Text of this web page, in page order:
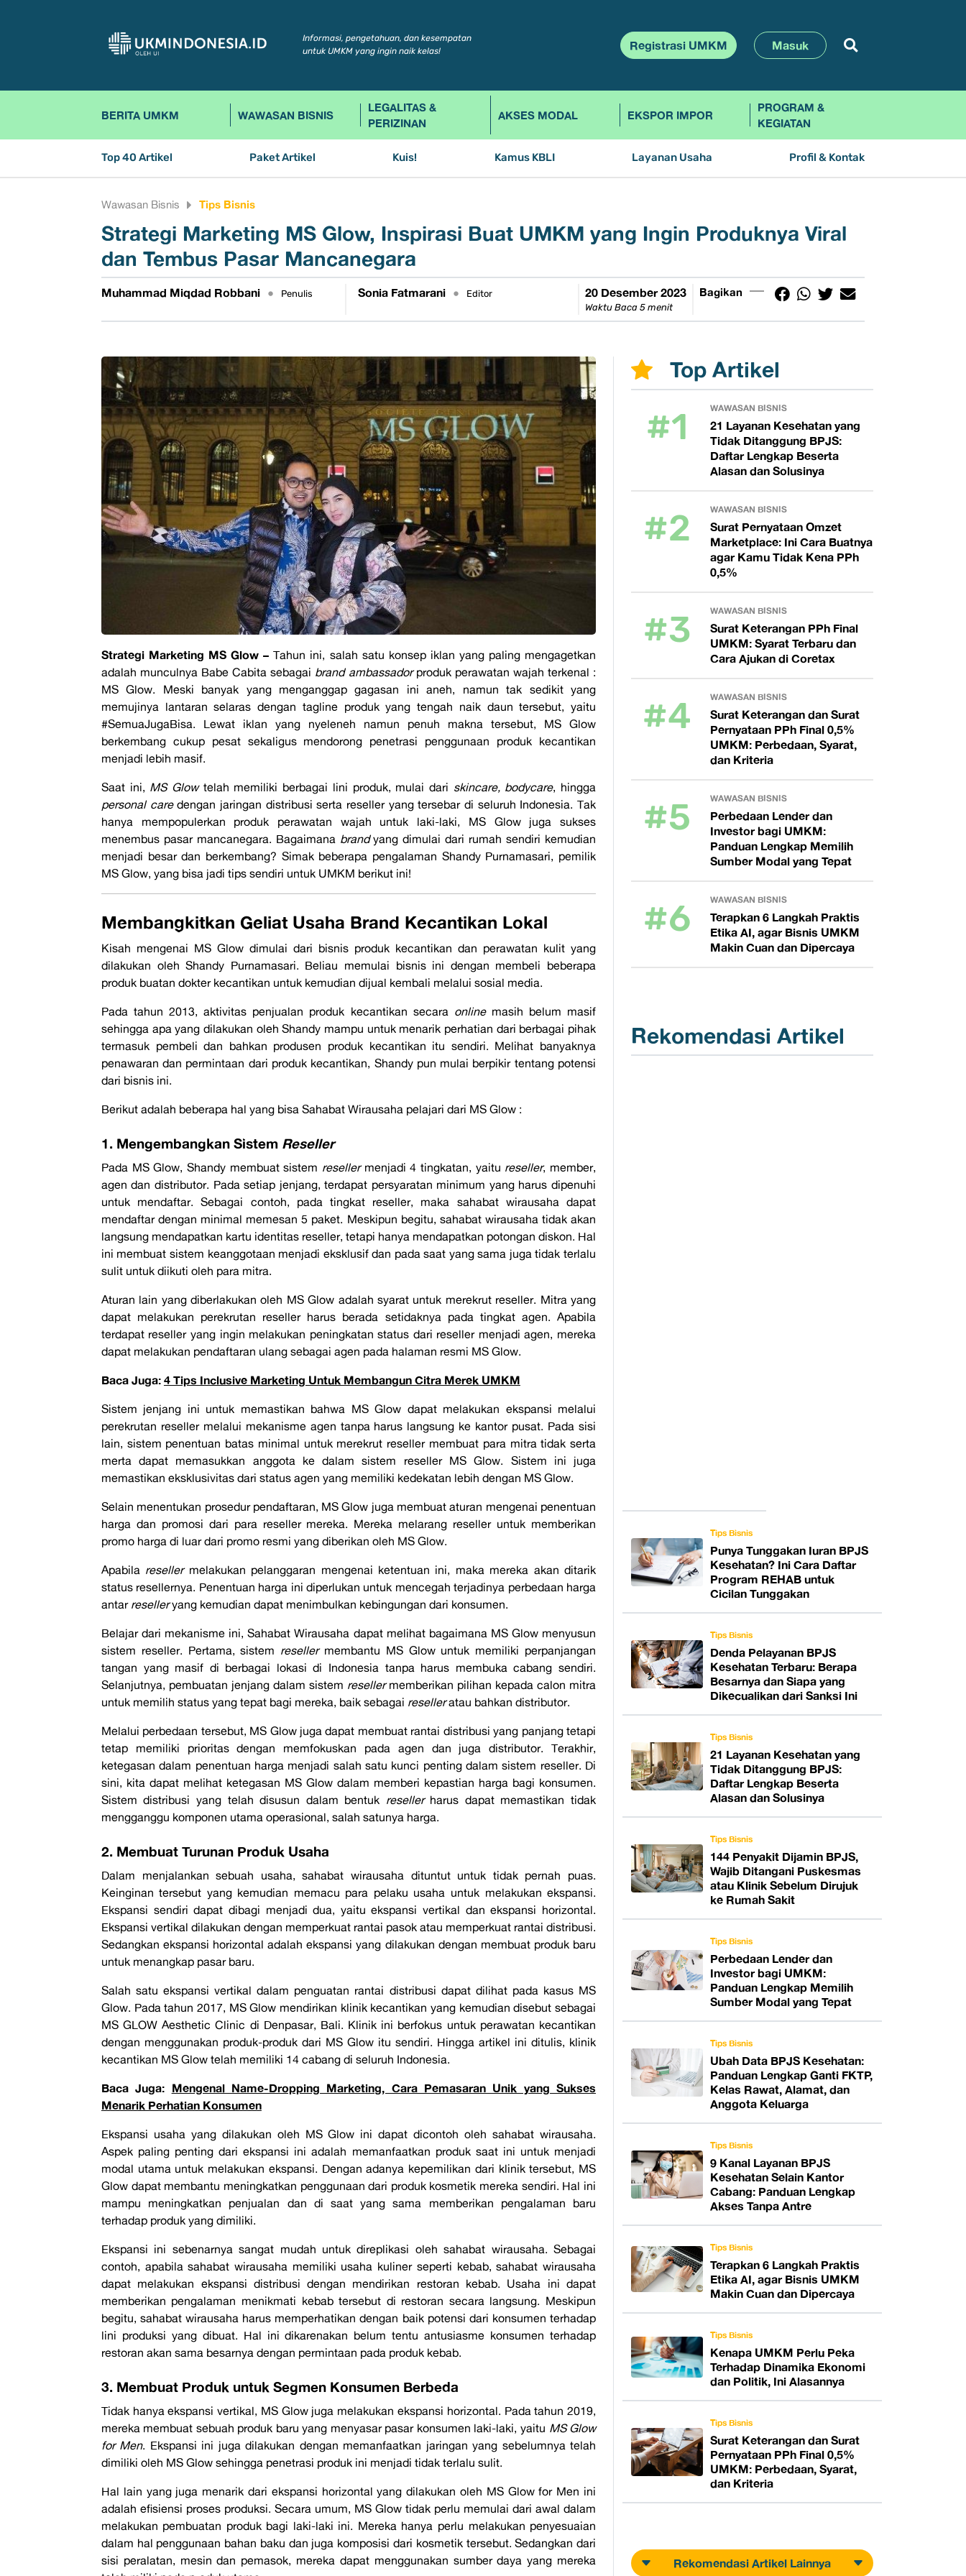
Informasi, pengetahuan, dan kesempatan
untuk UMKM yang ingin naik kelas!
Registrasi UMKM Masuk
BERITA UMKM WAWASAN BISNIS
LEGALITAS &
PERIZINAN
AKSES MODAL EKSPOR IMPOR
PROGRAM &
KEGIATAN
Top 40 Artikel Paket Artikel Kuis! Kamus KBLI Layanan Usaha Profil & Kontak
Wawasan Bisnis Tips Bisnis
Strategi Marketing MS Glow, Inspirasi Buat UMKM yang Ingin Produknya Viral
dan Tembus Pasar Mancanegara
Muhammad Miqdad Robbani • Penulis Sonia Fatmarani • Editor
20 Desember 2023
Waktu Baca 5 menit
Bagikan
Strategi Marketing MS Glow – Tahun ini, salah satu konsep iklan yang paling mengagetkan
adalah munculnya Babe Cabita sebagai brand ambassadorproduk perawatan wajah terkenal :
MS Glow. Meski banyak yang menganggap gagasan ini aneh, namun tak sedikit yang
memujinya lantaran selaras dengan tagline produk yang tengah naik daun tersebut, yaitu
#SemuaJugaBisa. Lewat iklan yang nyeleneh namun penuh makna tersebut, MS Glow
berkembang cukup pesat sekaligus mendorong penetrasi penggunaan produk kecantikan
menjadi lebih masif.
Saat ini, MS Glowtelah memiliki berbagai lini produk, mulai dari skincare, bodycare, hingga
personal caredengan jaringan distribusi serta reseller yang tersebar di seluruh Indonesia. Tak
hanya mempopulerkan produk perawatan wajah untuk laki-laki, MS Glow juga sukses
menembus pasar mancanegara. Bagaimana brandyang dimulai dari rumah sendiri kemudian
menjadi besar dan berkembang? Simak beberapa pengalaman Shandy Purnamasari, pemilik
MS Glow, yang bisa jadi tips sendiri untuk UMKM berikut ini!
Membangkitkan Geliat Usaha Brand Kecantikan Lokal
Kisah mengenai MS Glow dimulai dari bisnis produk kecantikan dan perawatan kulit yang
dilakukan oleh Shandy Purnamasari. Beliau memulai bisnis ini dengan membeli beberapa
produk buatan dokter kecantikan untuk kemudian dijual kembali melalui sosial media.
Pada tahun 2013, aktivitas penjualan produk kecantikan secara online masih belum masif
sehingga apa yang dilakukan oleh Shandy mampu untuk menarik perhatian dari berbagai pihak
termasuk pembeli dan bahkan produsen produk kecantikan itu sendiri. Melihat banyaknya
penawaran dan permintaan dari produk kecantikan, Shandy pun mulai berpikir tentang potensi
dari bisnis ini.
Berikut adalah beberapa hal yang bisa Sahabat Wirausaha pelajari dari MS Glow :
1. Mengembangkan Sistem Reseller
Pada MS Glow, Shandy membuat sistem reseller menjadi 4 tingkatan, yaitu reseller, member,
agen dan distributor. Pada setiap jenjang, terdapat persyaratan minimum yang harus dipenuhi
untuk mendaftar. Sebagai contoh, pada tingkat reseller, maka sahabat wirausaha dapat
mendaftar dengan minimal memesan 5 paket. Meskipun begitu, sahabat wirausaha tidak akan
langsung mendapatkan kartu identitas reseller, tetapi hanya mendapatkan potongan diskon. Hal
ini membuat sistem keanggotaan menjadi eksklusif dan pada saat yang sama juga tidak terlalu
sulit untuk diikuti oleh para mitra.
Aturan lain yang diberlakukan oleh MS Glow adalah syarat untuk merekrut reseller. Mitra yang
dapat melakukan perekrutan reseller harus berada setidaknya pada tingkat agen. Apabila
terdapat reseller yang ingin melakukan peningkatan status dari reseller menjadi agen, mereka
dapat melakukan pendaftaran ulang sebagai agen pada halaman resmi MS Glow.
Baca Juga: 4 Tips Inclusive Marketing Untuk Membangun Citra Merek UMKM
Sistem jenjang ini untuk memastikan bahwa MS Glow dapat melakukan ekspansi melalui
perekrutan reseller melalui mekanisme agen tanpa harus langsung ke kantor pusat. Pada sisi
lain, sistem penentuan batas minimal untuk merekrut reseller membuat para mitra tidak serta
merta dapat memasukkan anggota ke dalam sistem reseller MS Glow. Sistem ini juga
memastikan eksklusivitas dari status agen yang memiliki kedekatan lebih dengan MS Glow.
Selain menentukan prosedur pendaftaran, MS Glow juga membuat aturan mengenai penentuan
harga dan promosi dari para reseller mereka. Mereka melarang reseller untuk memberikan
promo harga di luar dari promo resmi yang diberikan oleh MS Glow.
Apabila reseller melakukan pelanggaran mengenai ketentuan ini, maka mereka akan ditarik
status resellernya. Penentuan harga ini diperlukan untuk mencegah terjadinya perbedaan harga
antar reselleryang kemudian dapat menimbulkan kebingungan dari konsumen.
Belajar dari mekanisme ini, Sahabat Wirausaha dapat melihat bagaimana MS Glow menyusun
sistem reseller. Pertama, sistem reseller membantu MS Glow untuk memiliki perpanjangan
tangan yang masif di berbagai lokasi di Indonesia tanpa harus membuka cabang sendiri.
Selanjutnya, pembuatan jenjang dalam sistem resellermemberikan pilihan kepada calon mitra
untuk memilih status yang tepat bagi mereka, baik sebagai reselleratau bahkan distributor.
Melalui perbedaan tersebut, MS Glow juga dapat membuat rantai distribusi yang panjang tetapi
tetap memiliki prioritas dengan memfokuskan pada agen dan juga distributor. Terakhir,
ketegasan dalam penentuan harga menjadi salah satu kunci penting dalam sistem reseller. Di
sini, kita dapat melihat ketegasan MS Glow dalam memberi kepastian harga bagi konsumen.
Sistem distribusi yang telah disusun dalam bentuk reseller harus dapat memastikan tidak
mengganggu komponen utama operasional, salah satunya harga.
2. Membuat Turunan Produk Usaha
Dalam menjalankan sebuah usaha, sahabat wirausaha dituntut untuk tidak pernah puas.
Keinginan tersebut yang kemudian memacu para pelaku usaha untuk melakukan ekspansi.
Ekspansi sendiri dapat dibagi menjadi dua, yaitu ekspansi vertikal dan ekspansi horizontal.
Ekspansi vertikal dilakukan dengan memperkuat rantai pasok atau memperkuat rantai distribusi.
Sedangkan ekspansi horizontal adalah ekspansi yang dilakukan dengan membuat produk baru
untuk menangkap pasar baru.
Salah satu ekspansi vertikal dalam penguatan rantai distribusi dapat dilihat pada kasus MS
Glow. Pada tahun 2017, MS Glow mendirikan klinik kecantikan yang kemudian disebut sebagai
MS GLOW Aesthetic Clinic di Denpasar, Bali. Klinik ini berfokus untuk perawatan kecantikan
dengan menggunakan produk-produk dari MS Glow itu sendiri. Hingga artikel ini ditulis, klinik
kecantikan MS Glow telah memiliki 14 cabang di seluruh Indonesia.
Baca Juga: Mengenal Name-Dropping Marketing, Cara Pemasaran Unik yang Sukses
Menarik Perhatian Konsumen
Ekspansi usaha yang dilakukan oleh MS Glow ini dapat dicontoh oleh sahabat wirausaha.
Aspek paling penting dari ekspansi ini adalah memanfaatkan produk saat ini untuk menjadi
modal utama untuk melakukan ekspansi. Dengan adanya kepemilikan dari klinik tersebut, MS
Glow dapat membantu meningkatkan penggunaan dari produk kosmetik mereka sendiri. Hal ini
mampu meningkatkan penjualan dan di saat yang sama memberikan pengalaman baru
terhadap produk yang dimiliki.
Ekspansi ini sebenarnya sangat mudah untuk direplikasi oleh sahabat wirausaha. Sebagai
contoh, apabila sahabat wirausaha memiliki usaha kuliner seperti kebab, sahabat wirausaha
dapat melakukan ekspansi distribusi dengan mendirikan restoran kebab. Usaha ini dapat
memberikan pengalaman menikmati kebab tersebut di restoran secara langsung. Meskipun
begitu, sahabat wirausaha harus memperhatikan dengan baik potensi dari konsumen terhadap
lini produksi yang dibuat. Hal ini dikarenakan belum tentu antusiasme konsumen terhadap
restoran akan sama besarnya dengan permintaan pada produk kebab.
3. Membuat Produk untuk Segmen Konsumen Berbeda
Tidak hanya ekspansi vertikal, MS Glow juga melakukan ekspansi horizontal. Pada tahun 2019,
mereka membuat sebuah produk baru yang menyasar pasar konsumen laki-laki, yaitu MS Glow
for Men. Ekspansi ini juga dilakukan dengan memanfaatkan jaringan yang sebelumnya telah
dimiliki oleh MS Glow sehingga penetrasi produk ini menjadi tidak terlalu sulit.
Hal lain yang juga menarik dari ekspansi horizontal yang dilakukan oleh MS Glow for Men ini
adalah efisiensi proses produksi. Secara umum, MS Glow tidak perlu memulai dari awal dalam
melakukan pembuatan produk bagi laki-laki ini. Mereka hanya perlu melakukan penyesuaian
dalam hal penggunaan bahan baku dan juga komposisi dari kosmetik tersebut. Sedangkan dari
sisi peralatan, mesin dan pemasok, mereka dapat menggunakan sumber daya yang mereka
Top Artikel
#1 WAWASAN BISNIS
21 Layanan Kesehatan yang
Tidak Ditanggung BPJS:
Daftar Lengkap Beserta
Alasan dan Solusinya
#2 WAWASAN BISNIS
Surat Pernyataan Omzet
Marketplace: Ini Cara Buatnya
agar Kamu Tidak Kena PPh
0,5%
#3 WAWASAN BISNIS
Surat Keterangan PPh Final
UMKM: Syarat Terbaru dan
Cara Ajukan di Coretax
#4 WAWASAN BISNIS
Surat Keterangan dan Surat
Pernyataan PPh Final 0,5%
UMKM: Perbedaan, Syarat,
dan Kriteria
#5 WAWASAN BISNIS
Perbedaan Lender dan
Investor bagi UMKM:
Panduan Lengkap Memilih
Sumber Modal yang Tepat
#6 WAWASAN BISNIS
Terapkan 6 Langkah Praktis
Etika AI, agar Bisnis UMKM
Makin Cuan dan Dipercaya
Rekomendasi Artikel
Tips Bisnis
Punya Tunggakan Iuran BPJS
Kesehatan? Ini Cara Daftar
Program REHAB untuk
Cicilan Tunggakan
Tips Bisnis
Denda Pelayanan BPJS
Kesehatan Terbaru: Berapa
Besarnya dan Siapa yang
Dikecualikan dari Sanksi Ini
Tips Bisnis
21 Layanan Kesehatan yang
Tidak Ditanggung BPJS:
Daftar Lengkap Beserta
Alasan dan Solusinya
Tips Bisnis
144 Penyakit Dijamin BPJS,
Wajib Ditangani Puskesmas
atau Klinik Sebelum Dirujuk
ke Rumah Sakit
Tips Bisnis
Perbedaan Lender dan
Investor bagi UMKM:
Panduan Lengkap Memilih
Sumber Modal yang Tepat
Tips Bisnis
Ubah Data BPJS Kesehatan:
Panduan Lengkap Ganti FKTP,
Kelas Rawat, Alamat, dan
Anggota Keluarga
Tips Bisnis
9 Kanal Layanan BPJS
Kesehatan Selain Kantor
Cabang: Panduan Lengkap
Akses Tanpa Antre
Tips Bisnis
Terapkan 6 Langkah Praktis
Etika AI, agar Bisnis UMKM
Makin Cuan dan Dipercaya
Tips Bisnis
Kenapa UMKM Perlu Peka
Terhadap Dinamika Ekonomi
dan Politik, Ini Alasannya
Tips Bisnis
Surat Keterangan dan Surat
Pernyataan PPh Final 0,5%
UMKM: Perbedaan, Syarat,
dan Kriteria
Rekomendasi Artikel Lainnya